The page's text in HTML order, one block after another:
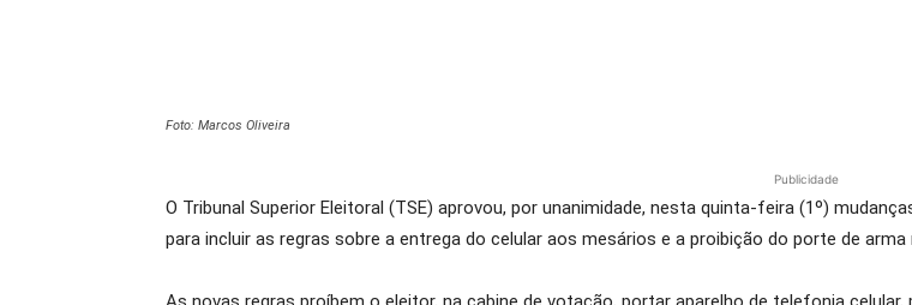
Foto: Marcos Oliveira
Publicidade
O Tribunal Superior Eleitoral (TSE) aprovou, por unanimidade, nesta quinta-feira (1º)
para incluir as regras sobre a entrega do celular aos mesários e a proibição do porte de